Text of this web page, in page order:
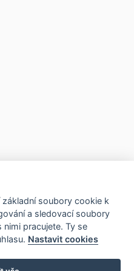
| VyrobilRexonix
osobních údajů Vše o cookies
soubory cookie k
a sledovací soubory
pracujete. Ty se
Nastavit cookies